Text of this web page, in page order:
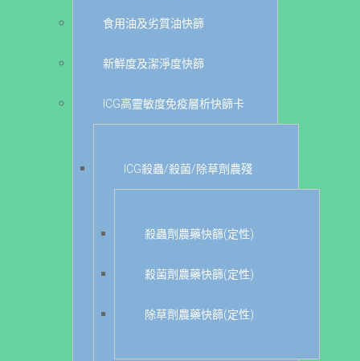
食用油及劣質油快篩
新鮮度及潔淨度快篩
ICG高靈敏度免疫層析快篩卡
ICG殺蟲/殺菌/除草劑農殘
殺蟲劑農藥快篩(定性)
殺菌劑農藥快篩(定性)
除草劑農藥快篩(定性)